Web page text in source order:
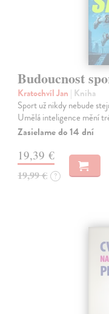
Budoucnost
Kratochvíl Jan | Kniha
Sport už nikdy nebude
Umělá inteligence mění
Zasielame do 14 dní
19,39 €
19,99 € ?